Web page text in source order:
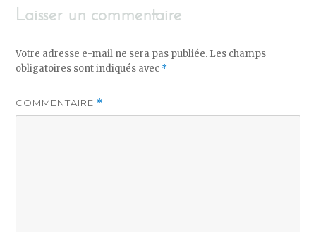
Laisser un commentaire
Votre adresse e-mail ne sera pas publiée. Les champs
obligatoires sont indiqués avec *
COMMENTAIRE *